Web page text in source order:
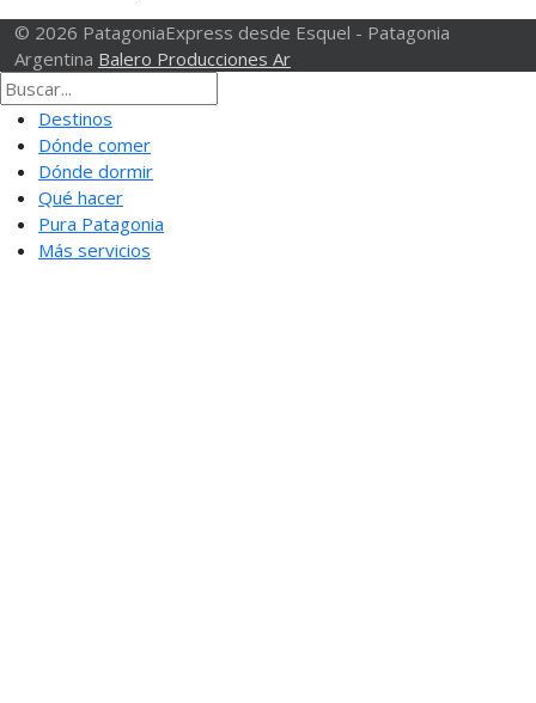
© 2026 PatagoniaExpress desde Esquel - Patagonia
Argentina Balero Producciones Ar
Destinos
Dónde comer
Dónde dormir
Qué hacer
Pura Patagonia
Más servicios